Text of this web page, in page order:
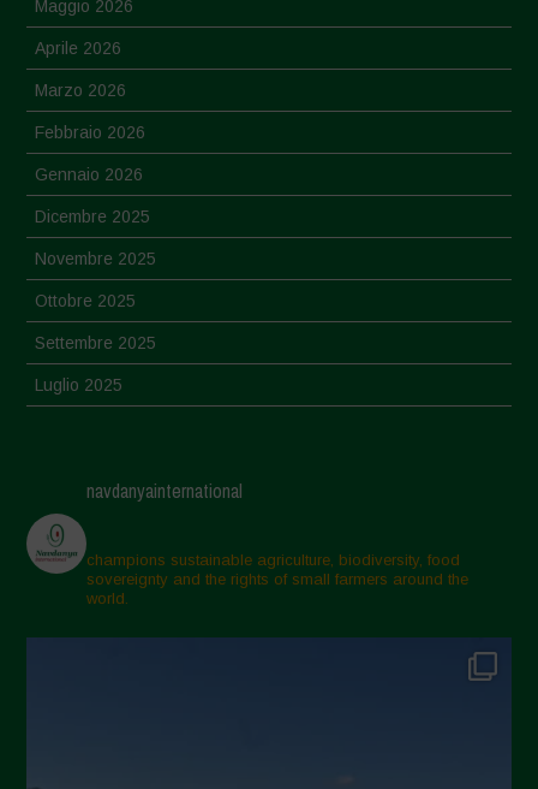
Maggio 2026
Aprile 2026
Marzo 2026
Febbraio 2026
Gennaio 2026
Dicembre 2025
Novembre 2025
Ottobre 2025
Settembre 2025
Luglio 2025
Aprile 2025
Marzo 2025
Febbraio 2025
Gennaio 2025
navdanyainternational
champions sustainable agriculture, biodiversity, food
sovereignty and the rights of small farmers around the
world.